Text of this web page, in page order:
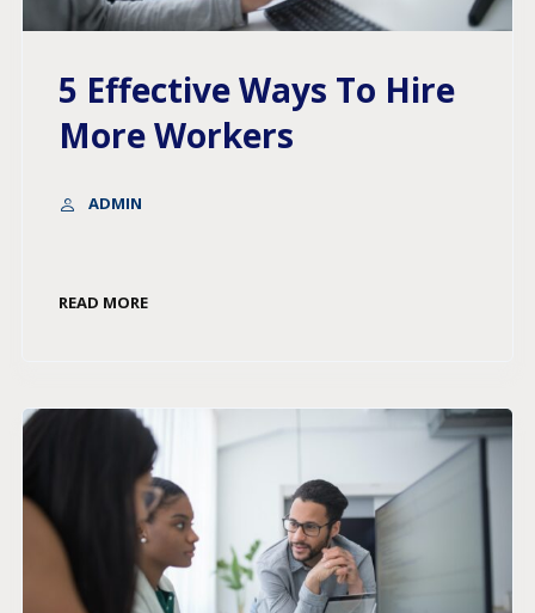
5 Effective Ways To Hire
More Workers
ADMIN
READ MORE